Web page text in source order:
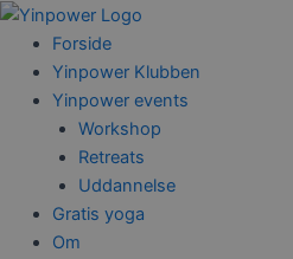
Gå
indholdet
Forside
Yinpower Klubben
Yinpower events
Workshop
Retreats
Uddannelse
Gratis yoga
Om